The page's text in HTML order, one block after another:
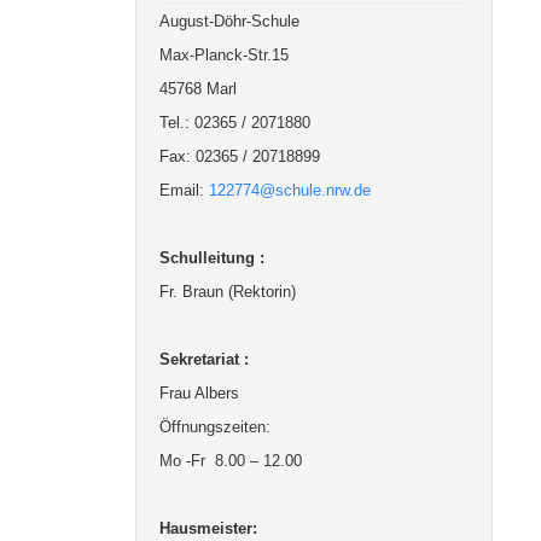
August-Döhr-Schule
Max-Planck-Str.15
45768 Marl
Tel.: 02365 / 2071880
Fax: 02365 / 20718899
Email: 122774@schule.nrw.de
Schulleitung :
Fr. Braun (Rektorin)
Sekretariat :
Frau Albers
Öffnungszeiten:
Mo -Fr 8.00 – 12.00
Hausmeister: